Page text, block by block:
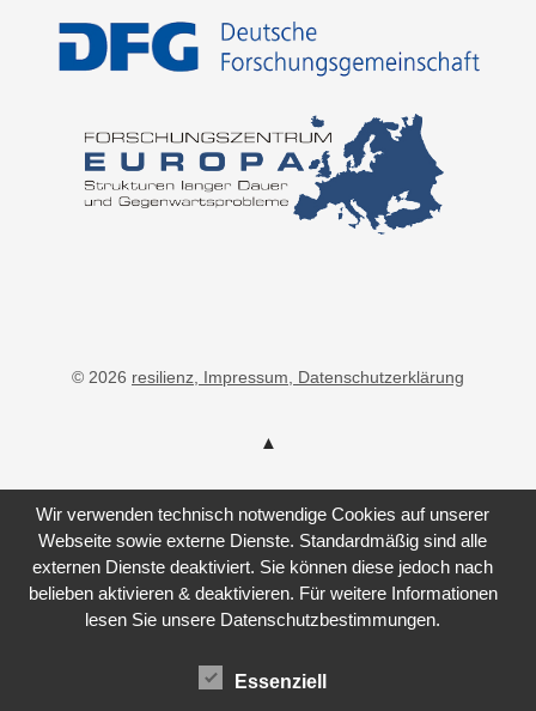
© 2026 resilienz , Impressum , Datenschutzerklärung
Wir verwenden technisch notwendige Cookies auf unserer
Webseite sowie externe Dienste. Standardmäßig sind alle
externen Dienste deaktiviert. Sie können diese jedoch nach
belieben aktivieren & deaktivieren. Für weitere Informationen
lesen Sie unsere Datenschutzbestimmungen.
Essenziell